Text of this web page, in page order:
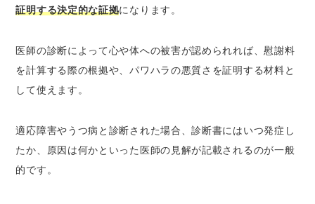
証明する決定的な証拠になります。
医師の診断によって心や体への被害が認められれば、慰謝料
を計算する際の根拠や、パワハラの悪質さを証明する材料と
して使えます。
適応障害やうつ病と診断された場合、診断書にはいつ発症し
たか、原因は何かといった医師の見解が記載されるのが一般
的です。